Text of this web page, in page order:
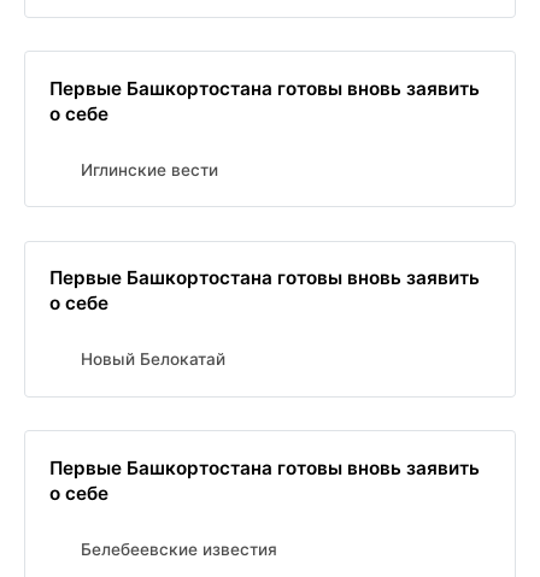
Первые Башкортостана готовы вновь заявить
о себе
Иглинские вести
Первые Башкортостана готовы вновь заявить
о себе
Новый Белокатай
Первые Башкортостана готовы вновь заявить
о себе
Белебеевские известия